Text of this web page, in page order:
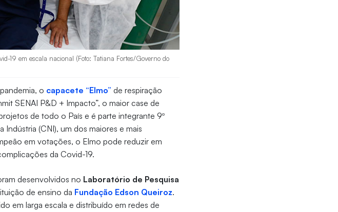
19 em escala nacional (Foto: Tatiana Fortes/Governo do
o capacete “Elmo” de respiração
SENAI P&D + Impacto”, o maior case de
de todo o País e é parte integrante 9º
(CNI), um dos maiores e mais
em votações, o Elmo pode reduzir em
da Covid-19.
desenvolvidos no Laboratório de Pesquisa
de ensino da Fundação Edson Queiroz.
em larga escala e distribuído em redes de